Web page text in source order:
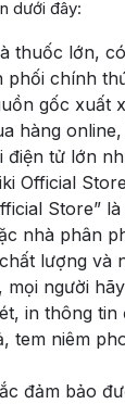
dưới đây:
thuốc lớn,
phối chính
gốc xuất
hàng
điện tử lớn
Official
Store”
nhà phân
lượng và
mọi người
in thông tin
tem niêm
đảm bảo